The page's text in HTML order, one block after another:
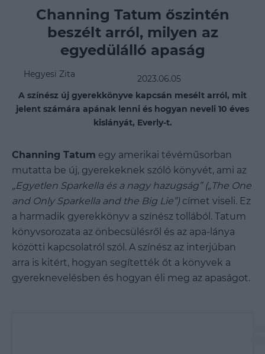
Channing Tatum őszintén
beszélt arról, milyen az
egyedülálló apaság
Hegyesi Zita
2023.06.05
A színész új gyerekkönyve kapcsán mesélt arról, mit
jelent számára apának lenni és hogyan neveli 10 éves
kislányát, Everly-t.
Channing Tatum egy amerikai tévéműsorban
mutatta be új, gyerekeknek szóló könyvét, ami az
„Egyetlen Sparkella és a nagy hazugság” („The One
and Only Sparkella and the Big Lie”) címet viseli. Ez
a harmadik gyerekkönyv a színész tollából. Tatum
könyvsorozata az önbecsülésről és az apa-lánya
közötti kapcsolatról szól. A színész az interjúban
arra is kitért, hogyan segítették őt a könyvek a
gyereknevelésben és hogyan éli meg az apaságot.